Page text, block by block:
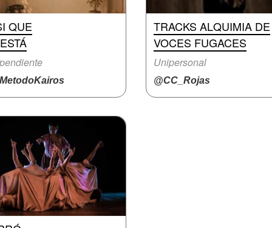
QUE
TRACKS ALQUIMIA DE
VOCES FUGACES
Unipersonal
@CC_Rojas